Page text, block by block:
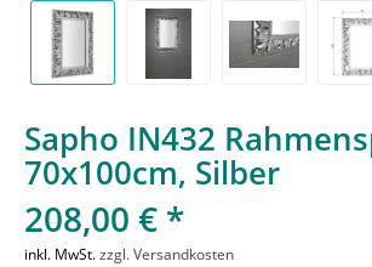
Sapho IN432
70x100cm, Silber
208,00 € *
inkl. MwSt.zzgl. Versandkosten